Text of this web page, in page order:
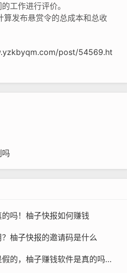
工作进行评价。
算发布悬赏令的总成本和总收
post/54569.ht
吗！柚子快报如何赚钱
柚子快报的邀请码是什么
柚子平台赚钱是真的还是假的，柚子赚钱软件是真的吗还是假的？